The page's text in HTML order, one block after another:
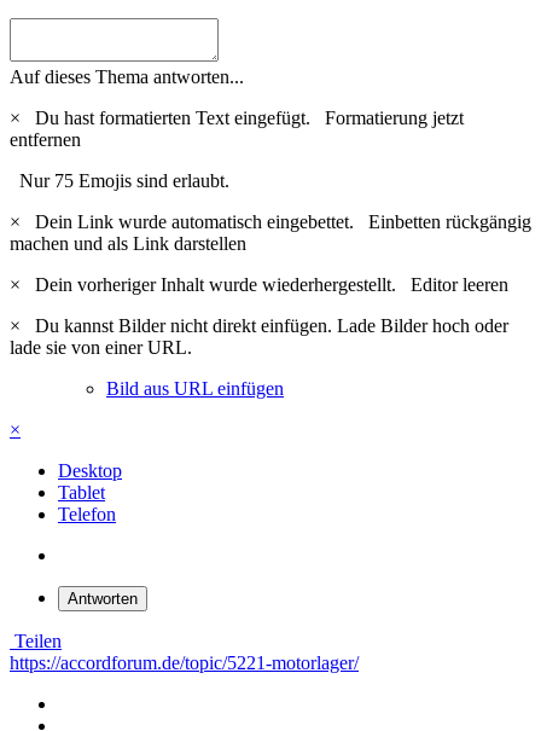
Auf dieses Thema antworten...
×
Du hast formatierten Text eingefügt. Formatierung jetzt
entfernen
Nur 75 Emojis sind erlaubt.
×
Dein Link wurde automatisch eingebettet. Einbetten rückgängig
machen und als Link darstellen
×
Dein vorheriger Inhalt wurde wiederhergestellt. Editor leeren
×
Du kannst Bilder nicht direkt einfügen. Lade Bilder hoch oder
lade sie von einer URL.
Bild aus URL einfügen
×
Desktop
Tablet
Telefon
Antworten
Teilen
https://accordforum.de/topic/5221-motorlager/